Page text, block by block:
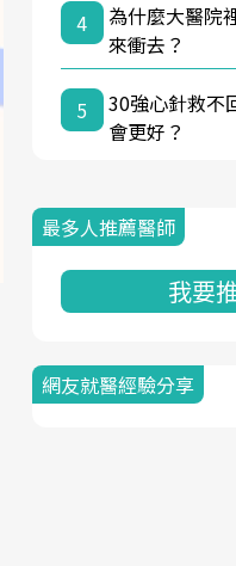
4
為什麼大醫院
來衝去？
5
30強心針救不
會更好？
最多人推薦醫師
我要
網友就醫經驗分享